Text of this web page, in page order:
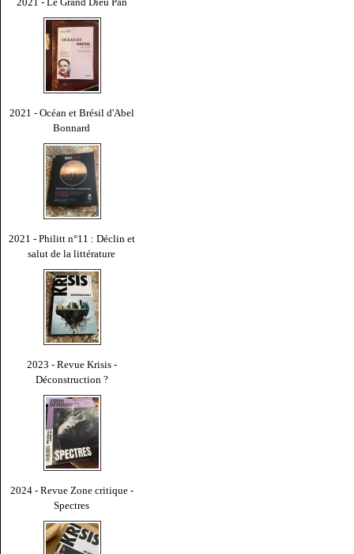
2021 - Océan et Brésil d'Abel
Bonnard
2021 - Philitt n°11 : Déclin et
salut de la littérature
2023 - Revue Krisis -
Déconstruction ?
2024 - Revue Zone critique -
Spectres